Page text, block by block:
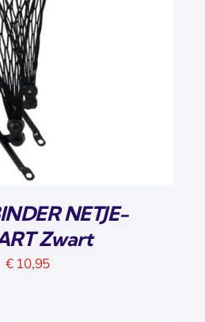
NETJE-
Zwart
€10,95